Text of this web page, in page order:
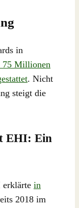
in
75 Millionen
. Nicht
steigt die
EHI: Ein
erklärte in
2018 im